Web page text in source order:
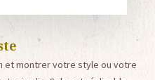
et montrer votre style ou votre